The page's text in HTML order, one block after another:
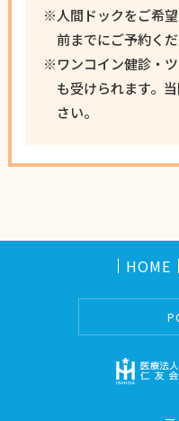
※人間ドックをご希
前までにご予約くだ
※ワンコイン健診・
も受けられます。
さい。
HOME